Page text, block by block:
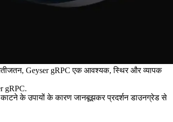
नतीजतन, Geyser gRPC एक आवश्यक, स्थिर और व्यापक
gRPC.
काटने के उपायों के कारण जानबूझकर प्रदर्शन डाउनग्रेड से